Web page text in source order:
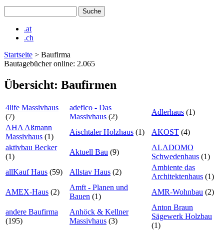
.at
.ch
Startseite > Baufirma
Bautagebücher online: 2.065
Übersicht: Baufirmen
4life Massivhaus
(7)
adefico - Das
Massivhaus (2)
Adlerhaus (1)
AHA Aßmann
Massivhaus (1)
Aischtaler Holzhaus (1) AKOST (4)
aktivbau Becker
(1)
Aktuell Bau (9)
ALADOMO
Schwedenhaus (1)
allKauf Haus (59) Allstav Haus (2)
Ambiente das
Architektenhaus (1)
AMEX-Haus (2)
Amft - Planen und
Bauen (1)
AMR-Wohnbau (2)
andere Baufirma
(195)
Anhöck & Kellner
Massivhaus (3)
Anton Braun
Sägewerk Holzbau
(1)